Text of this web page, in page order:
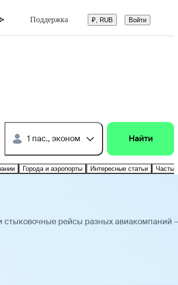
Поддержка ₽, RUB Войти
1 пас., эконом Найти
Города и аэропорты Интересные статьи
рейсы разных авиакомпаний